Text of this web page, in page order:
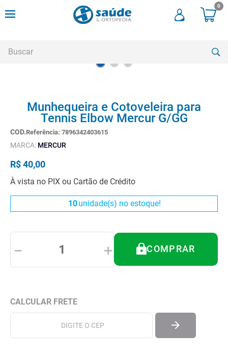
0
Munhequeira e Cotoveleira para
Tennis Elbow Mercur G/GG
Referência: 7896342403615
MARCA: MERCUR
R$40,00
À vista no PIX ou Cartão de Crédito
10unidade(s) no estoque!
＋
－ COMPRAR
andadores
meia compressao
3º
cadeira rodas
4º
andador
5º
cadeira rodas agile
6º
cadeira higienica
7º
munique
8º
tipoia
º
imobilizador joelho
10º bota imobilizadora